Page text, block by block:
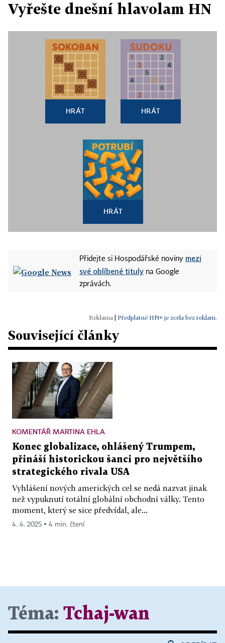
Vyřešte dnešní hlavolam HN
HRÁT HRÁT
HRÁT
Přidejte si Hospodářské noviny mezi
své oblíbené tituly na Google
zprávách.
Předplatné HN+ je zcela bez reklam.
Související články
KOMENTÁŘ MARTINA EHLA
Konec globalizace, ohlášený Trumpem,
přináší historickou šanci pro největšího
strategického rivala USA
Vyhlášení nových amerických cel se nedá nazvat jinak
než vypuknutí totální globální obchodní války. Tento
moment, který se sice předvídal, ale...
4. 4. 2025 ▪ 4 min. čtení
Téma: Tchaj-wan